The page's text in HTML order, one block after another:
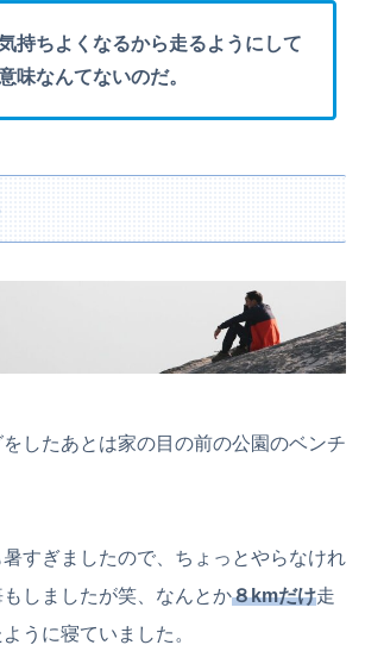
持ちよくなるから走るようにして
味なんてないのだ。
したあとは家の目の前の公園のベンチ
すぎましたので、ちょっとやらなけれ
しましたが笑、なんとか８kmだけ走
うに寝ていました。